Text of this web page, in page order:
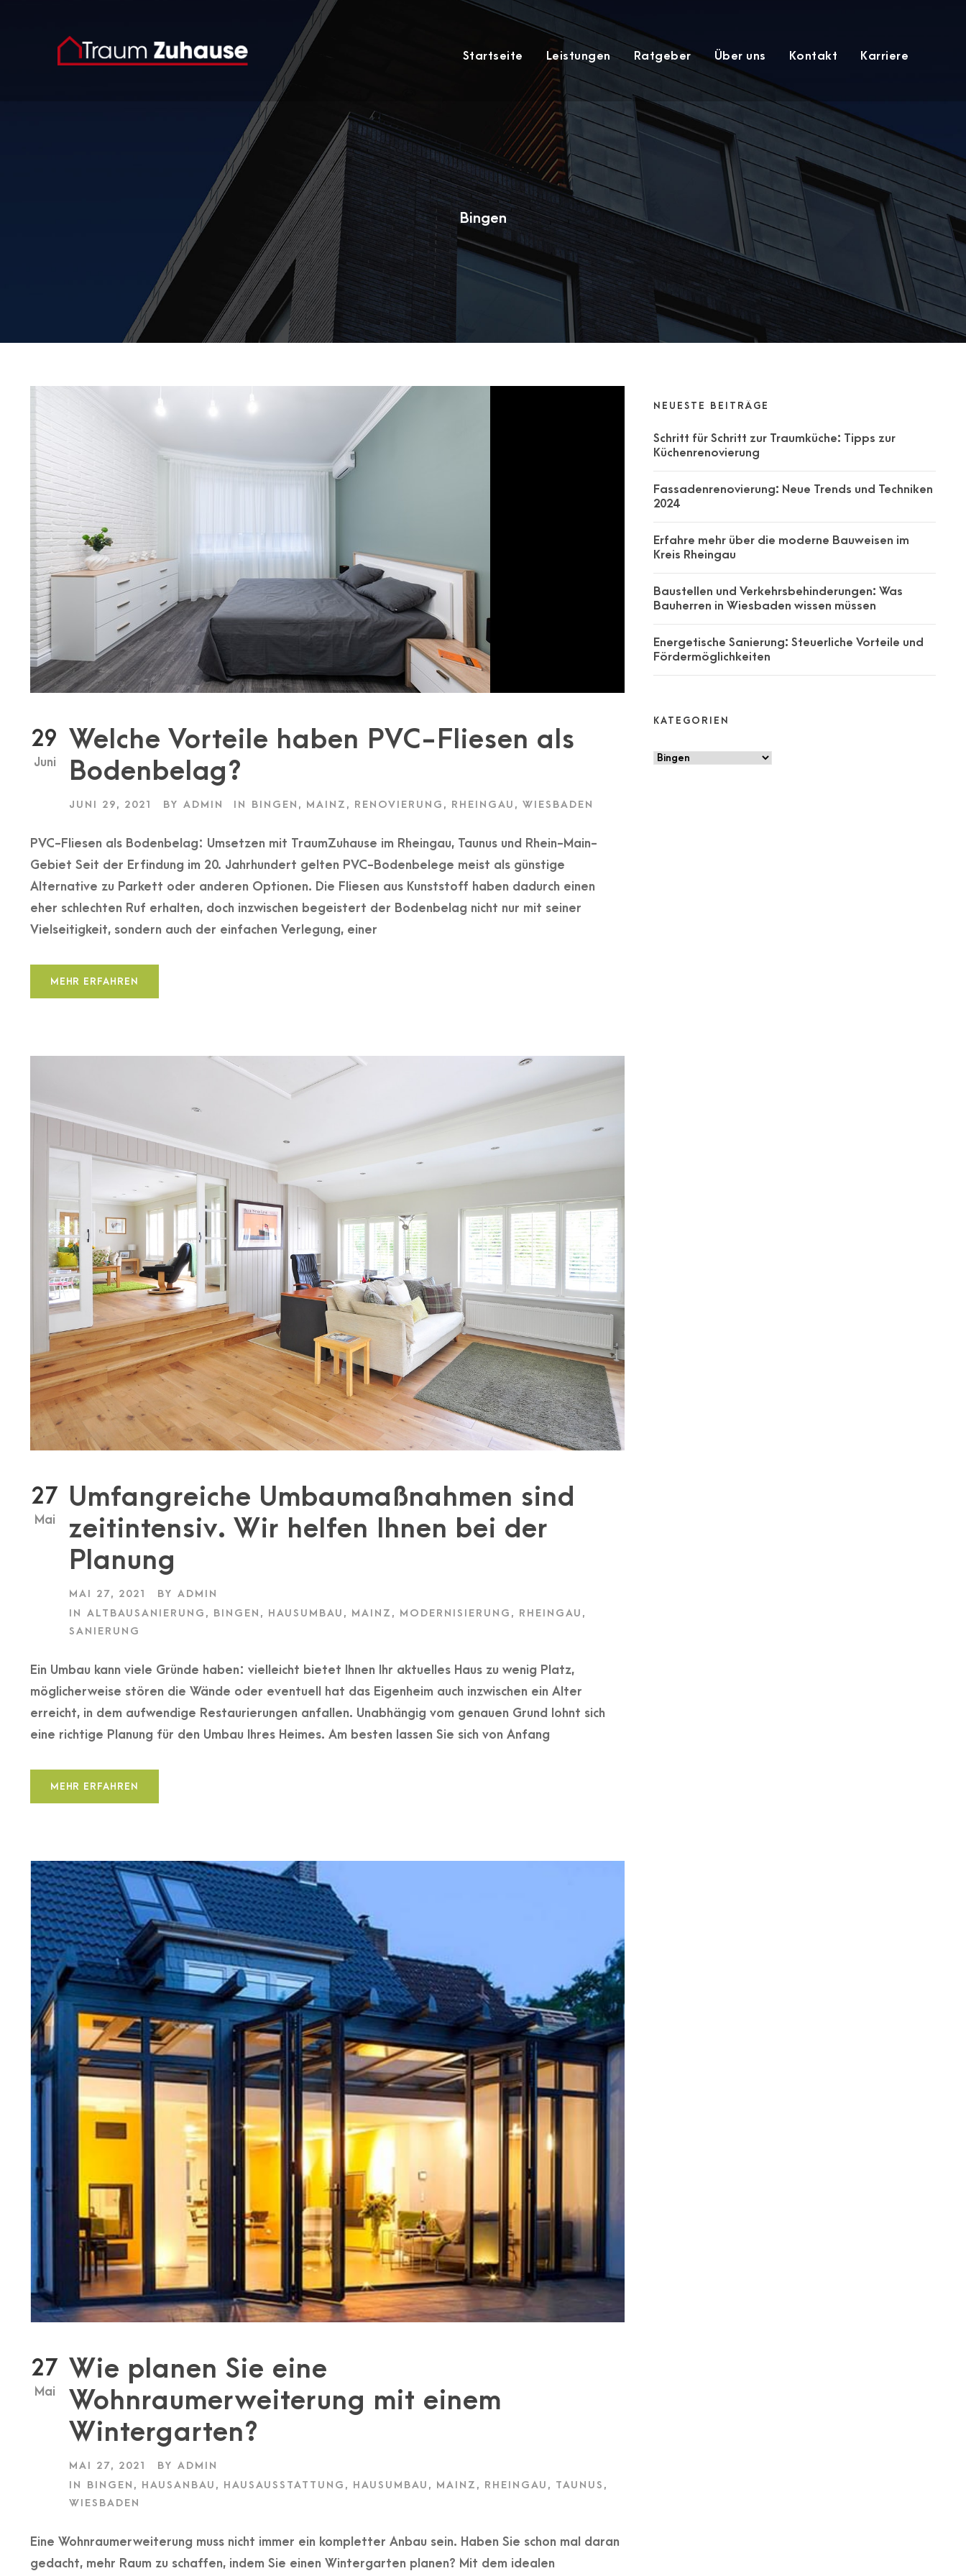
Startseite Leistungen Ratgeber Über uns Kontakt Karriere
Category
Bingen
29
Juni
Welche Vorteile haben PVC-Fliesen als
Bodenbelag?
JUNI 29, 2021 BY ADMIN IN BINGEN , MAINZ , RENOVIERUNG , RHEINGAU , WIESBADEN
PVC-Fliesen als Bodenbelag: Umsetzen mit TraumZuhause im Rheingau, Taunus und Rhein-Main-
Gebiet Seit der Erfindung im 20. Jahrhundert gelten PVC-Bodenbelege meist als günstige
Alternative zu Parkett oder anderen Optionen. Die Fliesen aus Kunststoff haben dadurch einen
eher schlechten Ruf erhalten, doch inzwischen begeistert der Bodenbelag nicht nur mit seiner
Vielseitigkeit, sondern auch der einfachen Verlegung, einer
MEHR ERFAHREN
27
Mai
Umfangreiche Umbaumaßnahmen sind
zeitintensiv. Wir helfen Ihnen bei der
Planung
MAI 27, 2021 BY ADMIN
IN ALTBAUSANIERUNG , BINGEN , HAUSUMBAU , MAINZ , MODERNISIERUNG , RHEINGAU ,
SANIERUNG
Ein Umbau kann viele Gründe haben: vielleicht bietet Ihnen Ihr aktuelles Haus zu wenig Platz,
möglicherweise stören die Wände oder eventuell hat das Eigenheim auch inzwischen ein Alter
erreicht, in dem aufwendige Restaurierungen anfallen. Unabhängig vom genauen Grund lohnt sich
eine richtige Planung für den Umbau Ihres Heimes. Am besten lassen Sie sich von Anfang
MEHR ERFAHREN
27
Mai
Wie planen Sie eine
Wohnraumerweiterung mit einem
Wintergarten?
MAI 27, 2021 BY ADMIN
IN
BINGEN , HAUSANBAU , HAUSAUSSTATTUNG , HAUSUMBAU , MAINZ , RHEINGAU , TAUNUS ,
WIESBADEN
Eine Wohnraumerweiterung muss nicht immer ein kompletter Anbau sein. Haben Sie schon mal daran
gedacht, mehr Raum zu schaffen, indem Sie einen Wintergarten planen? Mit dem idealen
NEUESTE BEITRÄGE
Schritt für Schritt zur Traumküche: Tipps zur
Küchenrenovierung
Fassadenrenovierung: Neue Trends und Techniken
2024
Erfahre mehr über die moderne Bauweisen im
Kreis Rheingau
Baustellen und Verkehrsbehinderungen: Was
Bauherren in Wiesbaden wissen müssen
Energetische Sanierung: Steuerliche Vorteile und
Fördermöglichkeiten
KATEGORIEN